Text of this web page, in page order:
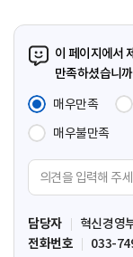
이 페이지에서
만족하셨습니
매우만족
매우불만족
견
입
력
담당자
혁신경영
전화번호
033-